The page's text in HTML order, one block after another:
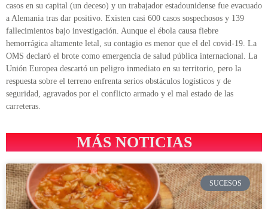
casos en su capital (un deceso) y un trabajador estadounidense fue evacuado
a Alemania tras dar positivo. Existen casi 600 casos sospechosos y 139
fallecimientos bajo investigación. Aunque el ébola causa fiebre
hemorrágica altamente letal, su contagio es menor que el del covid-19. La
OMS declaró el brote como emergencia de salud pública internacional. La
Unión Europea descartó un peligro inmediato en su territorio, pero la
respuesta sobre el terreno enfrenta serios obstáculos logísticos y de
seguridad, agravados por el conflicto armado y el mal estado de las
carreteras.
MÁS NOTICIAS
SUCESOS